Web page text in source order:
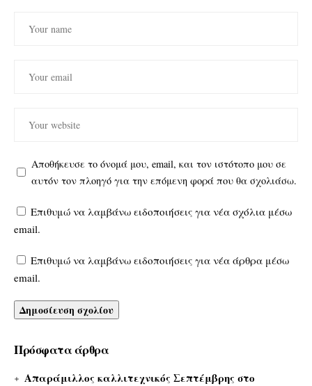
Αποθήκευσε το όνομά μου, email, και τον ιστότοπο μου σε
αυτόν τον πλοηγό για την επόμενη φορά που θα σχολιάσω.
Επιθυμώ να λαμβάνω ειδοποιήσεις για νέα σχόλια μέσω
email.
Επιθυμώ να λαμβάνω ειδοποιήσεις για νέα άρθρα μέσω
email.
Πρόσφατα άρθρα
Απαράμιλλος καλλιτεχνικός Σεπτέμβρης στο